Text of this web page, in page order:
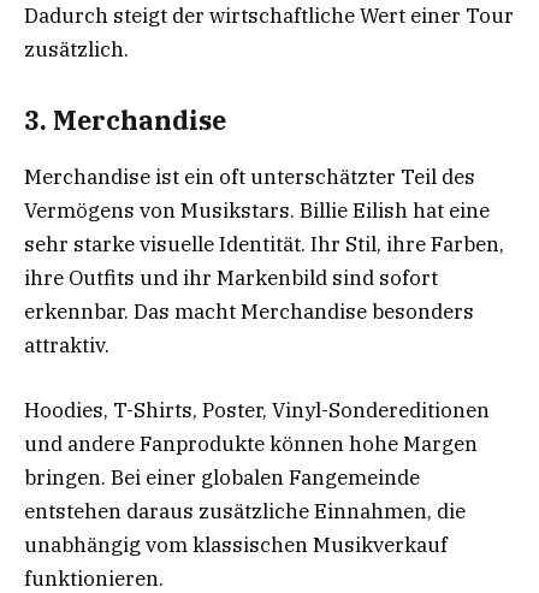
Dadurch steigt der wirtschaftliche Wert einer Tour
zusätzlich.
3. Merchandise
Merchandise ist ein oft unterschätzter Teil des
Vermögens von Musikstars. Billie Eilish hat eine
sehr starke visuelle Identität. Ihr Stil, ihre Farben,
ihre Outfits und ihr Markenbild sind sofort
erkennbar. Das macht Merchandise besonders
attraktiv.
Hoodies, T-Shirts, Poster, Vinyl-Sondereditionen
und andere Fanprodukte können hohe Margen
bringen. Bei einer globalen Fangemeinde
entstehen daraus zusätzliche Einnahmen, die
unabhängig vom klassischen Musikverkauf
funktionieren.